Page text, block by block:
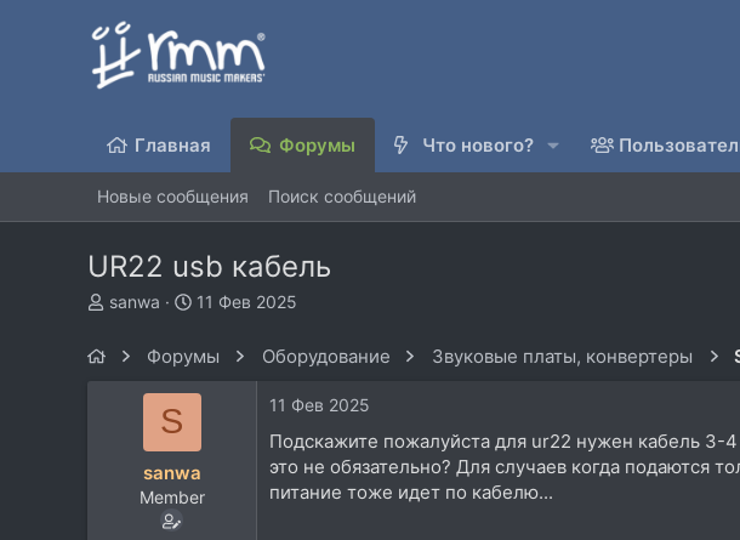
Главная Форумы Что нового?
Новые сообщения Поиск сообщений
UR22 usb кабель
А
sanwa
Д
а
н
л
а
11 Фев 2025
Форумы Оборудование Звуковые платы, конвертеры
S
sanwa
Member
11 Фев 2025
Подскажите пожалуйста для ur22 нужен кабель 3-
это не обязательно? Для случаев когда подаются
питание тоже идет по кабелю...